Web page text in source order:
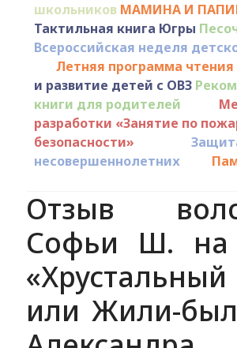
школьников МАМИНА И
Тактильная книга Югры
Всероссийская неделя
Летняя программа чтения
и развитие детей с ОВЗ
книги для родителей
разработки «Занятие по
безопасности»
несовершеннолетних
Отзыв
Софьи Ш. на
или Жили-